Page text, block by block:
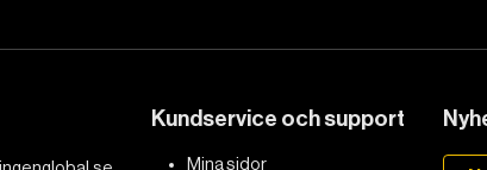
Kundservice och support
Mina sidor